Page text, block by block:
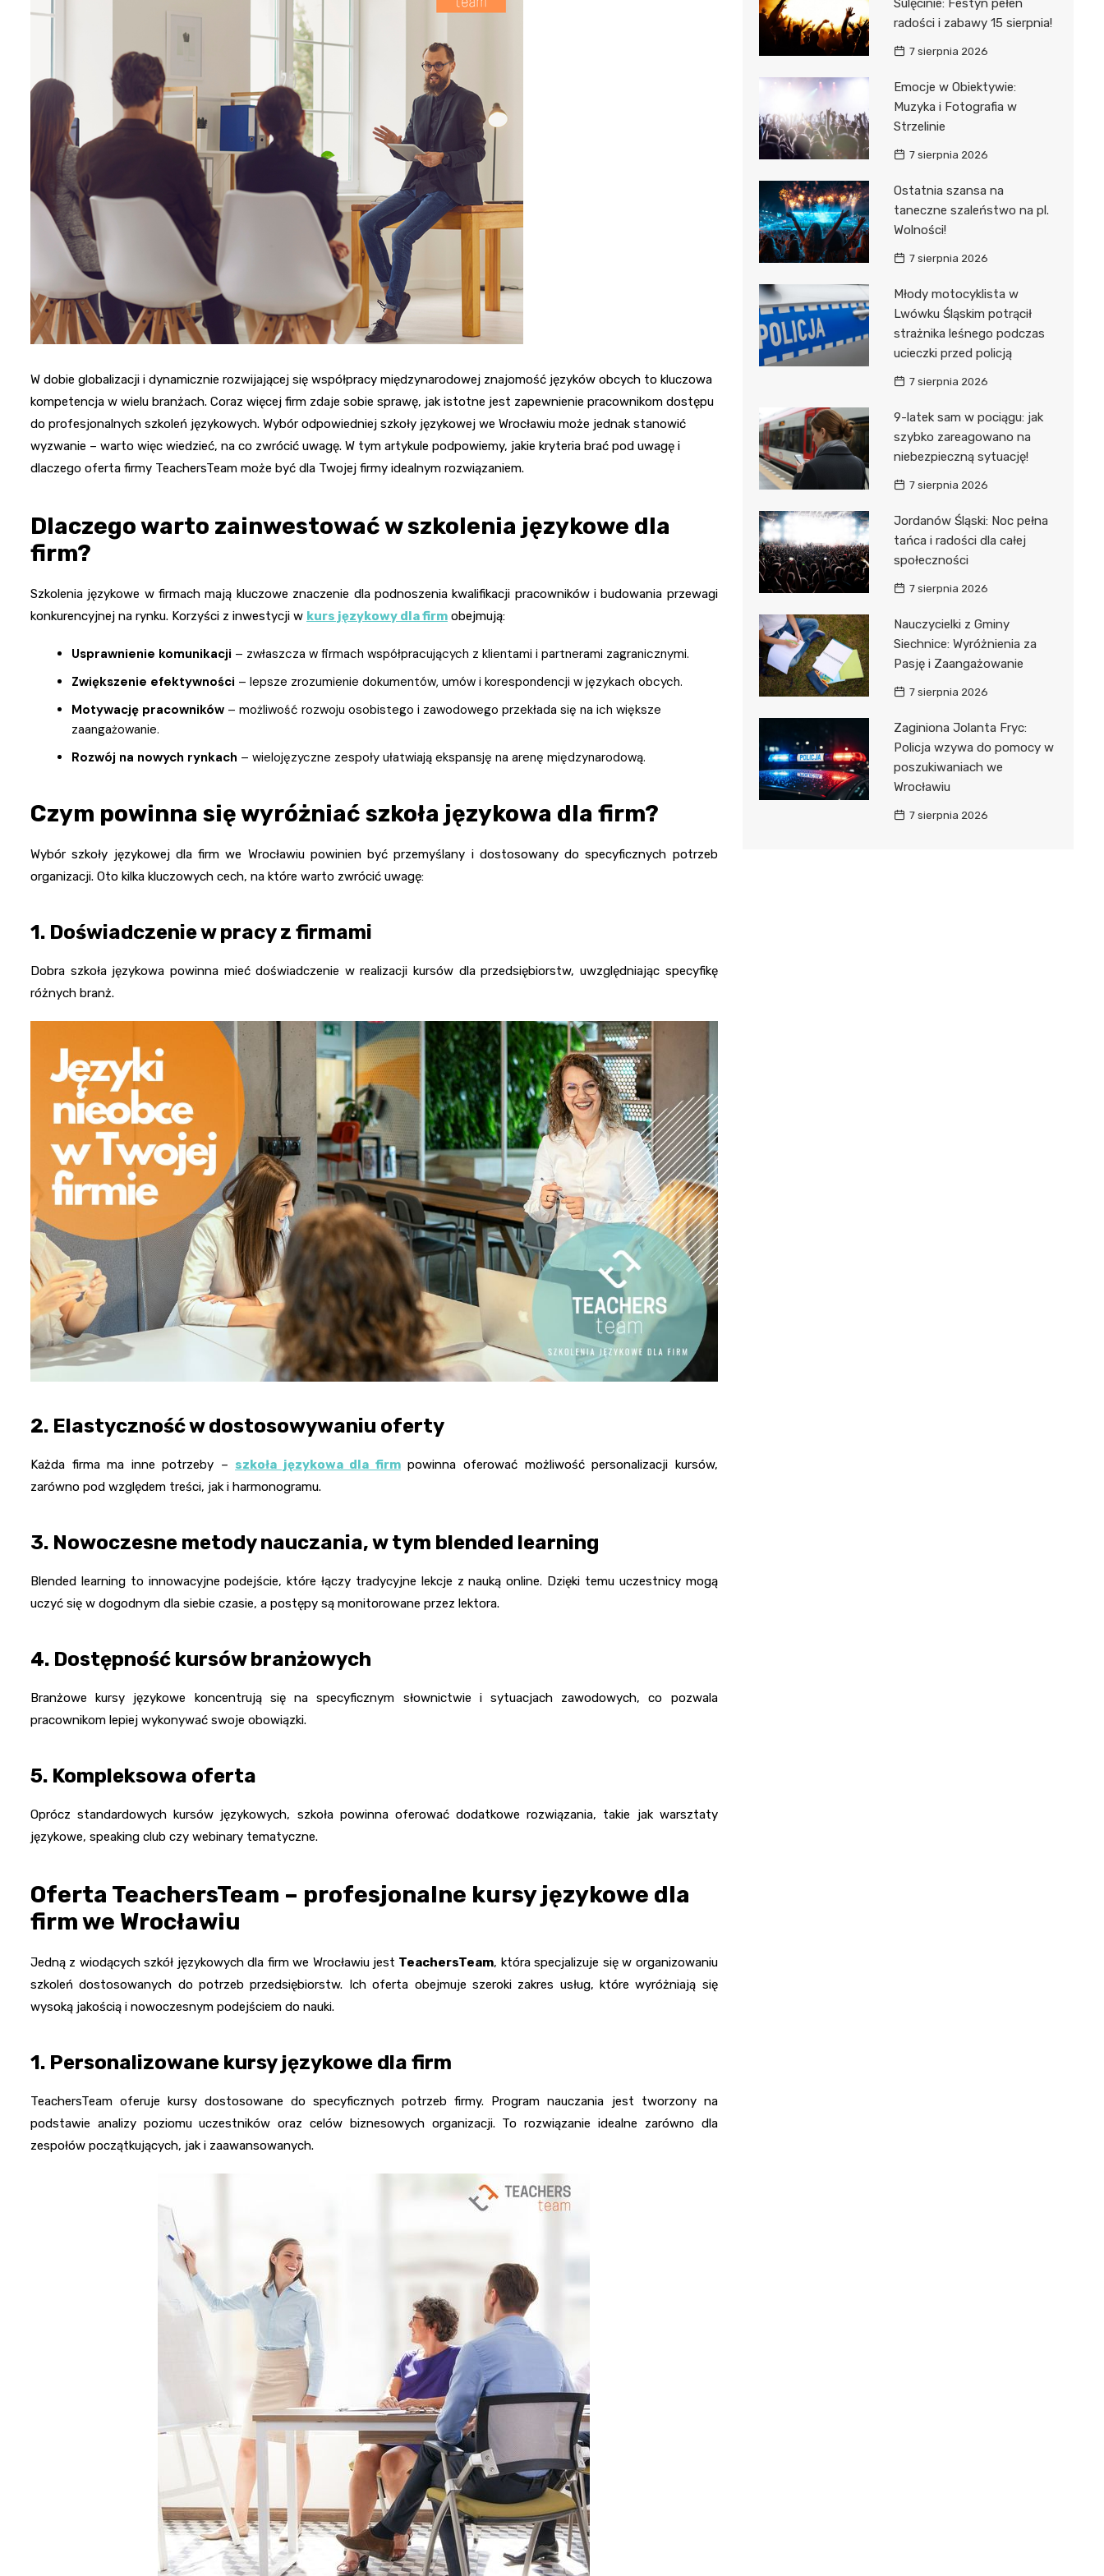
W dobie globalizacji i dynamicznie rozwijającej się współpracy międzynarodowej znajomość języków obcych to kluczowa
kompetencja w wielu branżach. Coraz więcej firm zdaje sobie sprawę, jak istotne jest zapewnienie pracownikom dostępu
do profesjonalnych szkoleń językowych. Wybór odpowiedniej szkoły językowej we Wrocławiu może jednak stanowić
wyzwanie – warto więc wiedzieć, na co zwrócić uwagę. W tym artykule podpowiemy, jakie kryteria brać pod uwagę i
dlaczego oferta firmy TeachersTeam może być dla Twojej firmy idealnym rozwiązaniem.
Dlaczego warto zainwestować w szkolenia językowe dla
firm?
Szkolenia językowe w firmach mają kluczowe znaczenie dla podnoszenia kwalifikacji pracowników i budowania przewagi
konkurencyjnej na rynku. Korzyści z inwestycji w kurs językowy dla firm obejmują:
Usprawnienie komunikacji – zwłaszcza w firmach współpracujących z klientami i partnerami zagranicznymi.
Zwiększenie efektywności – lepsze zrozumienie dokumentów, umów i korespondencji w językach obcych.
Motywację pracowników – możliwość rozwoju osobistego i zawodowego przekłada się na ich większe
zaangażowanie.
Rozwój na nowych rynkach – wielojęzyczne zespoły ułatwiają ekspansję na arenę międzynarodową.
Czym powinna się wyróżniać szkoła językowa dla firm?
Wybór szkoły językowej dla firm we Wrocławiu powinien być przemyślany i dostosowany do specyficznych potrzeb
organizacji. Oto kilka kluczowych cech, na które warto zwrócić uwagę:
1. Doświadczenie w pracy z firmami
Dobra szkoła językowa powinna mieć doświadczenie w realizacji kursów dla przedsiębiorstw, uwzględniając specyfikę
różnych branż.
2. Elastyczność w dostosowywaniu oferty
Każda firma ma inne potrzeby – szkoła językowa dla firmpowinna oferować możliwość personalizacji kursów,
zarówno pod względem treści, jak i harmonogramu.
3. Nowoczesne metody nauczania, w tym blended learning
Blended learning to innowacyjne podejście, które łączy tradycyjne lekcje z nauką online. Dzięki temu uczestnicy mogą
uczyć się w dogodnym dla siebie czasie, a postępy są monitorowane przez lektora.
4. Dostępność kursów branżowych
Branżowe kursy językowe koncentrują się na specyficznym słownictwie i sytuacjach zawodowych, co pozwala
pracownikom lepiej wykonywać swoje obowiązki.
5. Kompleksowa oferta
Oprócz standardowych kursów językowych, szkoła powinna oferować dodatkowe rozwiązania, takie jak warsztaty
językowe, speaking club czy webinary tematyczne.
Oferta TeachersTeam – profesjonalne kursy językowe dla
firm we Wrocławiu
Jedną z wiodących szkół językowych dla firm we Wrocławiu jest TeachersTeam, która specjalizuje się w organizowaniu
szkoleń dostosowanych do potrzeb przedsiębiorstw. Ich oferta obejmuje szeroki zakres usług, które wyróżniają się
wysoką jakością i nowoczesnym podejściem do nauki.
1. Personalizowane kursy językowe dla firm
TeachersTeam oferuje kursy dostosowane do specyficznych potrzeb firmy. Program nauczania jest tworzony na
podstawie analizy poziomu uczestników oraz celów biznesowych organizacji. To rozwiązanie idealne zarówno dla
zespołów początkujących, jak i zaawansowanych.
Sulęcinie: Festyn pełen
radości i zabawy 15 sierpnia!
7 sierpnia 2026
Emocje w Obiektywie:
Muzyka i Fotografia w
Strzelinie
7 sierpnia 2026
Ostatnia szansa na
taneczne szaleństwo na pl.
Wolności!
7 sierpnia 2026
Młody motocyklista w
Lwówku Śląskim potrącił
strażnika leśnego podczas
ucieczki przed policją
7 sierpnia 2026
9-latek sam w pociągu: jak
szybko zareagowano na
niebezpieczną sytuację!
7 sierpnia 2026
Jordanów Śląski: Noc pełna
tańca i radości dla całej
społeczności
7 sierpnia 2026
Nauczycielki z Gminy
Siechnice: Wyróżnienia za
Pasję i Zaangażowanie
7 sierpnia 2026
Zaginiona Jolanta Fryc:
Policja wzywa do pomocy w
poszukiwaniach we
Wrocławiu
7 sierpnia 2026